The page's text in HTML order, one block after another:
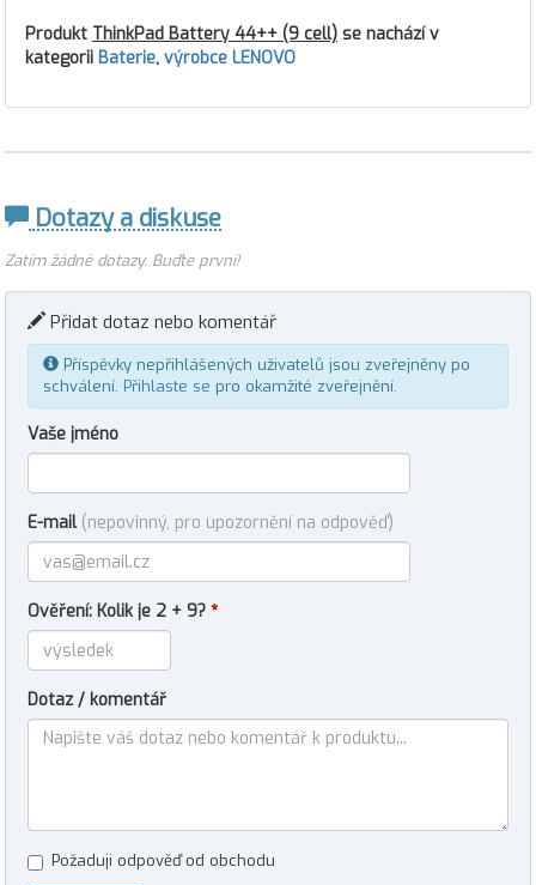
Produkt ThinkPad Battery 44++ (9 cell) se nachází v
kategorii Baterie, výrobce LENOVO
Dotazy a diskuse
Zatím žádné dotazy. Buďte první!
Přidat dotaz nebo komentář
Příspěvky nepřihlášených uživatelů jsou zveřejněny po
schválení. Přihlaste se pro okamžité zveřejnění.
Vaše jméno
E-mail (nepovinný, pro upozornění na odpověď)
Ověření: Kolik je 2 + 9? *
Dotaz / komentář
Požaduji odpověď od obchodu